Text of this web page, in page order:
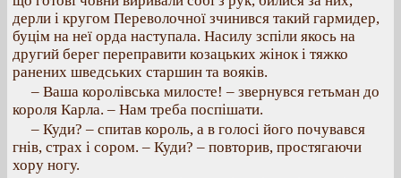
дерли і кругом Переволочної зчинився такий гармидер,
буцім на неї орда наступала. Насилу зспіли якось на
другий берег переправити козацьких жінок і тяжко
ранених шведських старшин та вояків.
– Ваша королівська милосте! – звернувся гетьман до
короля Карла. – Нам треба поспішати.
– Куди? – спитав король, а в голосі його почувався
гнів, страх і сором. – Куди? – повторив, простягаючи
хору ногу.